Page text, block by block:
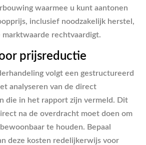
waarmee u kunt aantonen
inclusief noodzakelijk herstel,
marktwaarde rechtvaardigt.
prijsreductie
volgt een gestructureerd
analyseren van de direct
die in het rapport zijn vermeld. Dit
na de overdracht moet doen om
te houden. Bepaal
deze kosten redelijkerwijs voor